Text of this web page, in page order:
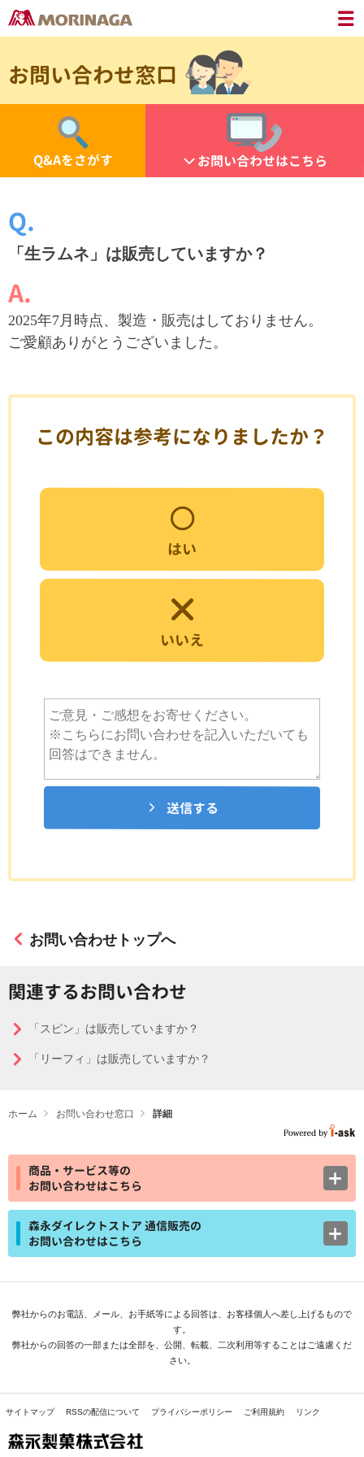
お問い合わせ窓口
Q&Aをさがす お問い合わせはこちら
「生ラムネ」は販売していますか？
2025年7月時点、製造・販売はしておりません。
ご愛顧ありがとうございました。
この内容は参考になりましたか？
はい
いいえ
送信する
お問い合わせトップへ
関連するお問い合わせ
「スピン」は販売していますか？
「リーフィ」は販売していますか？
ホーム お問い合わせ窓口 詳細
商品・サービス等の
お問い合わせはこちら
森永ダイレクトストア 通信販売の
お問い合わせはこちら
弊社からのお電話、メール、お手紙等による回答は、お客様個人へ差し上げるもので
す。
弊社からの回答の一部または全部を、公開、転載、二次利用等することはご遠慮くだ
さい。
サイトマップ RSSの配信について プライバシーポリシー ご利用規約 リンク